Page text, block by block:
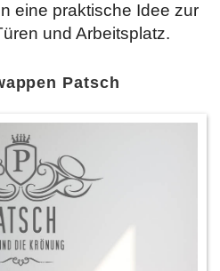
eine praktische Idee zur
und Arbeitsplatz.
Patsch